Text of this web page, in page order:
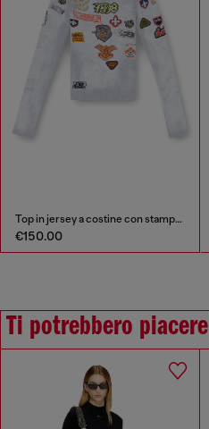
Top in jersey a costine con stampa patch all-over
€150.00
Ti potrebbero piacere